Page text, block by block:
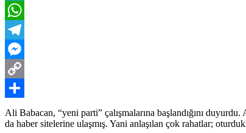
Twitter
WhatsApp
Telegram
Messenger
Copy
Link
Share
Ali Babacan, “yeni parti” çalışmalarına başlandığını
da haber sitelerine ulaşmış. Yani anlaşılan çok rahatlar;